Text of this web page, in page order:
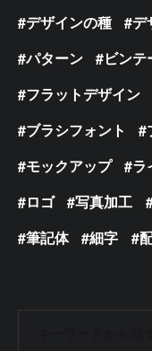
デザインの種
デ
パターン
ビンテ
フラットデザイン
ブラシフォント
モックアップ
ラ
ロゴ
写真加工
筆記体
細字